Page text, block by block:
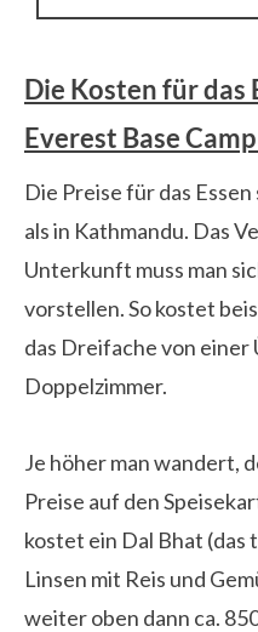
Die Kosten für das
Everest Base
Die Preise für das
als in Kathmandu. Das
Unterkunft muss man
vorstellen. So kostet
das Dreifache von
Doppelzimmer.
Je höher man wandert,
Preise auf den
kostet ein Dal Bhat (das
Linsen mit Reis und
weiter oben dann ca.